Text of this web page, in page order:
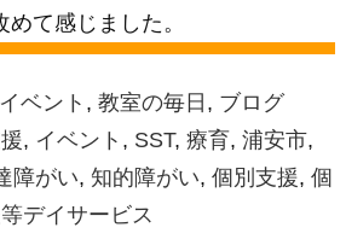
て感じました。
ベント , 教室の毎日 , ブログ
, イベント , SST, 療育, 浦安市,
障がい, 知的障がい, 個別支援, 個
デイサービス